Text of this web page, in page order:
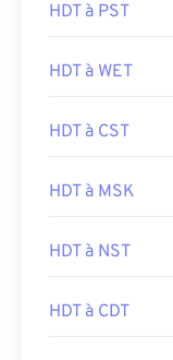
HDT à PST
HDT à WET
HDT à CST
HDT à MSK
HDT à NST
HDT à CDT